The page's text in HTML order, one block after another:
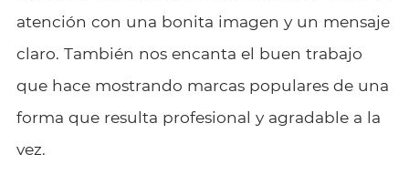
atención con una bonita imagen y un mensaje
claro. También nos encanta el buen trabajo
que hace mostrando marcas populares de una
forma que resulta profesional y agradable a la
vez.